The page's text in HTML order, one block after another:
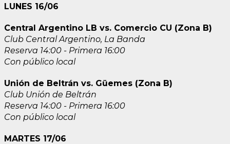
LUNES 16/06
Central Argentino LB vs. Comercio CU (Zona B)
Club Central Argentino, La Banda
Reserva 14:00 - Primera 16:00
Con público local
Unión de Beltrán vs. Güemes (Zona B)
Club Unión de Beltrán
Reserva 14:00 - Primera 16:00
Con público local
MARTES 17/06